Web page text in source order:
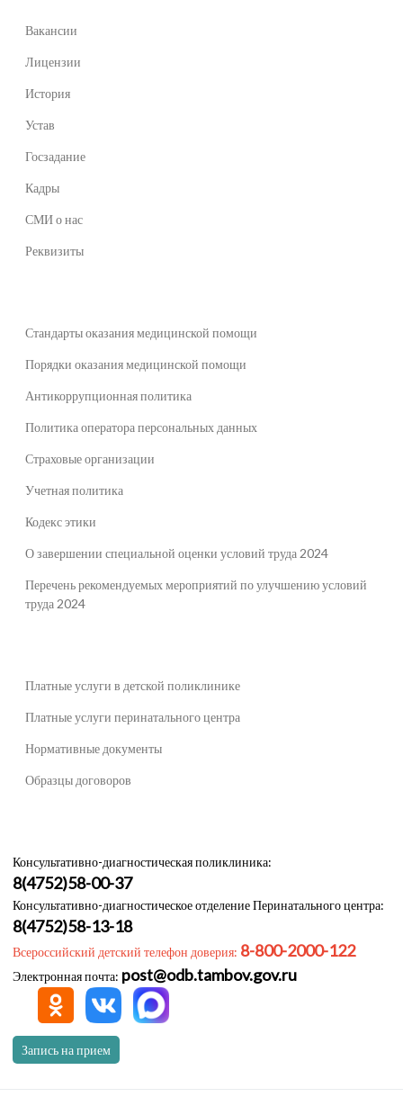
Вакансии
Лицензии
История
Устав
Госзадание
Кадры
СМИ о нас
Реквизиты
Стандарты оказания медицинской помощи
Порядки оказания медицинской помощи
Антикоррупционная политика
Политика оператора персональных данных
Страховые организации
Учетная политика
Кодекс этики
О завершении специальной оценки условий труда 2024
Перечень рекомендуемых мероприятий по улучшению условий
труда 2024
Платные услуги в детской поликлинике
Платные услуги перинатального центра
Нормативные документы
Образцы договоров
Консультативно-диагностическая поликлиника:
8(4752)58-00-37
Консультативно-диагностическое отделение Перинатального центра:
8(4752)58-13-18
Всероссийский детский телефон доверия: 8-800-2000-122
Электронная почта: post@odb.tambov.gov.ru
Запись на прием